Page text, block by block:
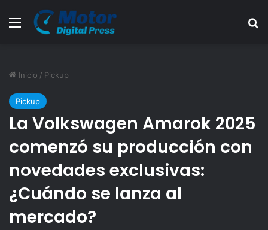
Menú
Inicio / Pickup
Pickup
La Volkswagen Amarok 2025
comenzó su producción con
novedades exclusivas:
¿Cuándo se lanza al
mercado?